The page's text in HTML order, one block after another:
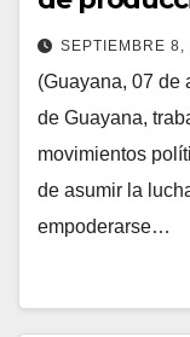
SEPTIEMBRE 8,
(Guayana, 07 de
de Guayana,
movimientos
de asumir la
empoderarse…